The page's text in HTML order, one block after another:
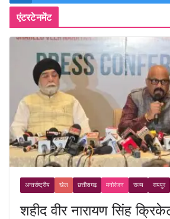
एंटरटेनमेंट
अन्तर्राष्ट्रीय खेल छत्तीसगढ़ मनोरंजन राज्य रायपुर
शहीद वीर नारायण सिंह